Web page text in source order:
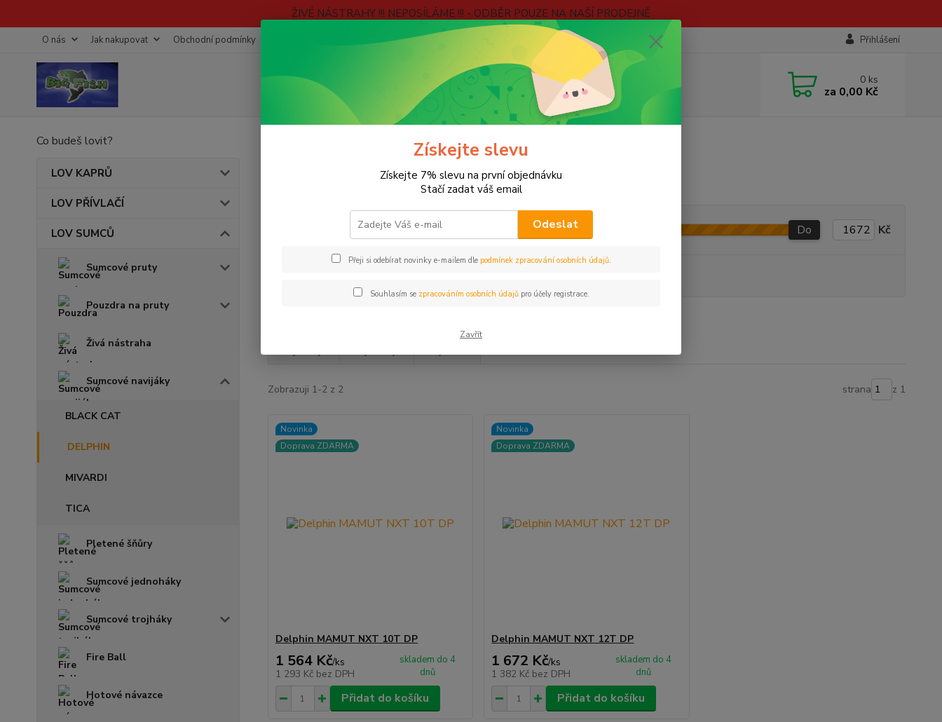
ŽIVÉ NÁSTRAHY !!! NEPOSÍLÁME !!! - ODBĚR POUZE NA NAŠÍ PRODEJNĚ
O nás Jak nakupovat Obchodní podmínky Jak ověřujeme hodnocení? Věrnostní program Přihlášení
Hledat 0 ks
za 0,00 Kč
Co budeš lovit?
LOV KAPRŮ
LOV PŘÍVLAČÍ
LOV SUMCŮ
Sumcové pruty
Pouzdra na pruty
Živá nástraha
Sumcové navijáky
BLACK CAT
DELPHIN
MIVARDI
TICA
Pletené šňůry
Sumcové jednoháky
Sumcové trojháky
Fire Ball
Hotové návazce
Sumcové navijáky DELPHIN
Kč Od Do Kč
Zobrazuji 1-2 z 2 strana z 1
Novinka
Doprava ZDARMA
Delphin MAMUT NXT 10T DP
1 564 Kč/ks
1 293 Kč bez DPH
skladem do 4
dnů
Přidat do košíku
Novinka
Doprava ZDARMA
Delphin MAMUT NXT 12T DP
1 672 Kč/ks
1 382 Kč bez DPH
skladem do 4
dnů
Přidat do košíku
Získejte slevu
Získejte 7% slevu na první objednávku
Stačí zadat váš email
Odeslat
Přeji si odebírat novinky e-mailem dle podmínek zpracování osobních údajů.
Souhlasím se zpracováním osobních údajůpro účely registrace.
Zavřít